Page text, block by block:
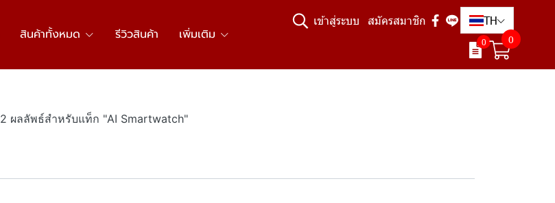
สินค้าทั้งหมด รีวิวสินค้า เพิ่มเติม
เข้าสู่ระบบ สมัครสมาชิก TH
0 0
2 ผลลัพธ์สำหรับแท็ก "AI Smartwatch"